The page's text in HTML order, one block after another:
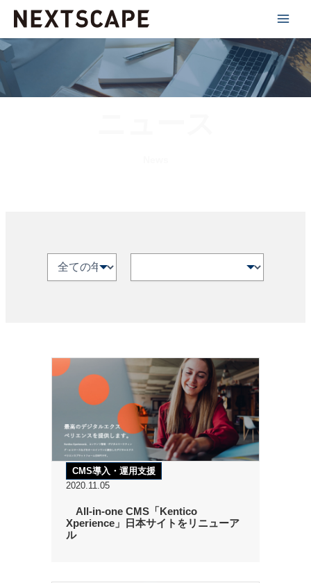
を
キ
ッ
CMS導入・運用支援
2020.11.05
All-in-one CMS「Kentico
Xperience」日本サイトをリニューア
ル